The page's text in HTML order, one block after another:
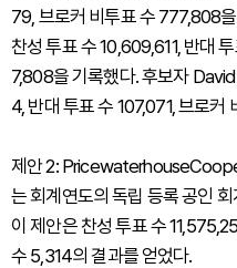
79, 브로커 비투표 수 777,808
찬성 투표 수 10,609,611, 반대
7,808을 기록했다. 후보자
4, 반대 투표 수 107,071, 브로
제안 2:
는 회계연도의 독립 등록 공인
이 제안은 찬성 투표 수
수 5,314의 결과를 얻었다.